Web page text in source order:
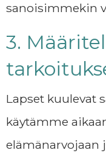
sanoisimmekin
3.
Lapset kuulevat
käytämme
elämänarvojaan